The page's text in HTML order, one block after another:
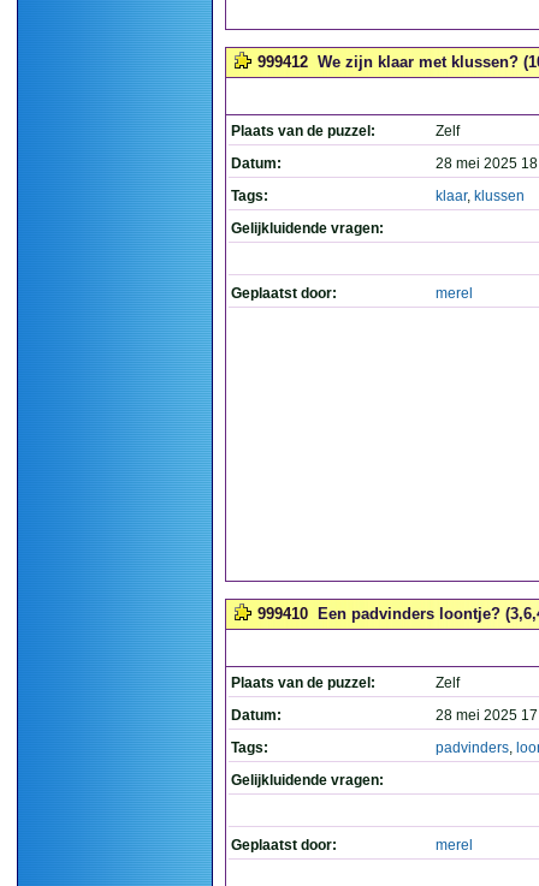
999412 We zijn klaar met klussen?
Plaats van de puzzel:
Zelf
Datum:
28 mei 2025
Tags:
klaar, klussen
Gelijkluidende vragen:
Geplaatst door: merel
999410 Een padvinders loontje?
Plaats van de puzzel:
Zelf
Datum:
28 mei 2025
Tags:
padvinders,
Gelijkluidende vragen:
Geplaatst door: merel